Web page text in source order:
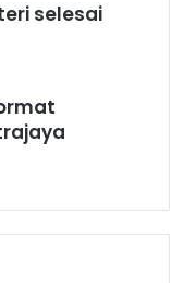
selesai